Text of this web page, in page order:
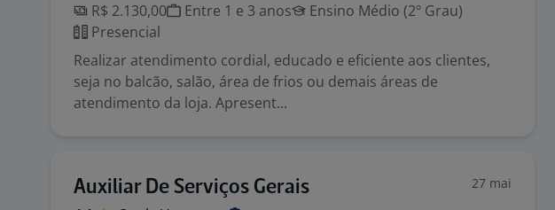
R$ 2.130,00
Entre 1 e 3 anos
Ensino Médio (2º Grau)
Presencial
Realizar atendimento cordial, educado e eficiente aos clientes,
seja no balcão, salão, área de frios ou demais áreas de
atendimento da loja. Apresent...
Auxiliar De Serviços Gerais 27 mai